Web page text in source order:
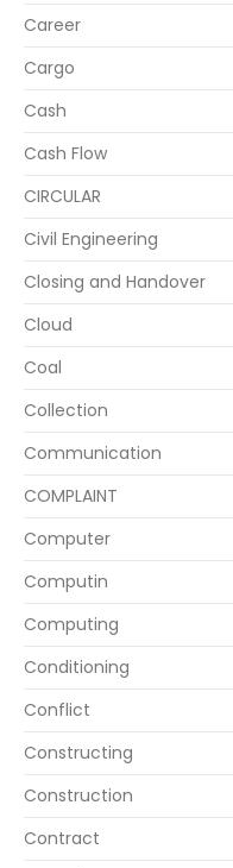
Career
Cargo
Cash
Cash Flow
CIRCULAR
Civil Engineering
Closing and Handover
Cloud
Coal
Collection
Communication
COMPLAINT
Computer
Computin
Computing
Conditioning
Conflict
Constructing
Construction
Contract